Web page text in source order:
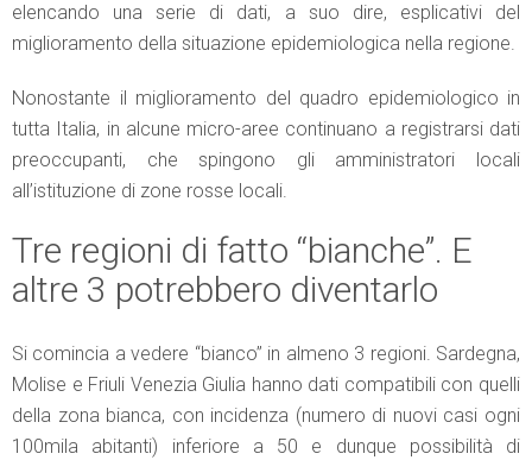
elencando una serie di dati, a suo dire, esplicativi del
miglioramento della situazione epidemiologica nella regione.
Nonostante il miglioramento del quadro epidemiologico in
tutta Italia, in alcune micro-aree continuano a registrarsi dati
preoccupanti, che spingono gli amministratori locali
all’istituzione di zone rosse locali.
Tre regioni di fatto “bianche”. E
altre 3 potrebbero diventarlo
Si comincia a vedere “bianco” in almeno 3 regioni. Sardegna,
Molise e Friuli Venezia Giulia hanno dati compatibili con quelli
della zona bianca, con incidenza (numero di nuovi casi ogni
100mila abitanti) inferiore a 50 e dunque possibilità di